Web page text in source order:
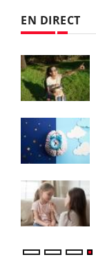
EN DIRECT